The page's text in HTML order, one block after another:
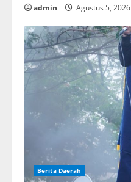
admin Agustus 5, 2026
Berita Daerah